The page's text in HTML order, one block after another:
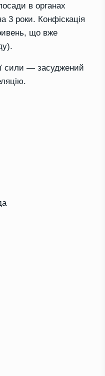
в органах
3 роки. Конфіскація
що вже
сили — засуджений